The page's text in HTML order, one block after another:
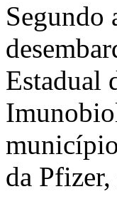
Segundo
Estadual
da